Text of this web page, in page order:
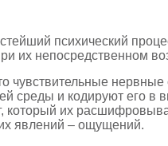
психический
их непосред­ственном
чувствительные
среды и кодируют его в
который их
явлений – ощущений.